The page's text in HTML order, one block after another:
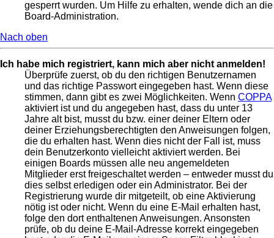
gesperrt wurden. Um Hilfe zu erhalten, wende dich an die
Board-Administration.
Nach oben
Ich habe mich registriert, kann mich aber nicht anmelden!
Überprüfe zuerst, ob du den richtigen Benutzernamen
und das richtige Passwort eingegeben hast. Wenn diese
stimmen, dann gibt es zwei Möglichkeiten. Wenn COPPA
aktiviert ist und du angegeben hast, dass du unter 13
Jahre alt bist, musst du bzw. einer deiner Eltern oder
deiner Erziehungsberechtigten den Anweisungen folgen,
die du erhalten hast. Wenn dies nicht der Fall ist, muss
dein Benutzerkonto vielleicht aktiviert werden. Bei
einigen Boards müssen alle neu angemeldeten
Mitglieder erst freigeschaltet werden – entweder musst du
dies selbst erledigen oder ein Administrator. Bei der
Registrierung wurde dir mitgeteilt, ob eine Aktivierung
nötig ist oder nicht. Wenn du eine E-Mail erhalten hast,
folge den dort enthaltenen Anweisungen. Ansonsten
prüfe, ob du deine E-Mail-Adresse korrekt eingegeben